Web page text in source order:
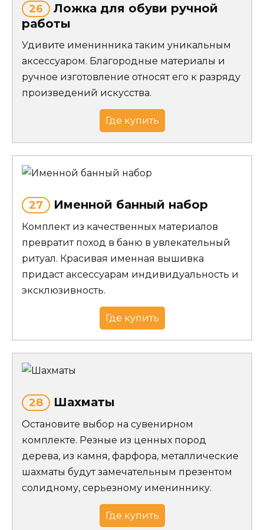
26
Ложка для обуви ручной
работы
Удивите именинника таким уникальным
аксессуаром. Благородные материалы и
ручное изготовление относят его к разряду
произведений искусства.
Где купить
27 Именной банный набор
Комплект из качественных материалов
превратит поход в баню в увлекательный
ритуал. Красивая именная вышивка
придаст аксессуарам индивидуальность и
эксклюзивность.
Где купить
28 Шахматы
Остановите выбор на сувенирном
комплекте. Резные из ценных пород
дерева, из камня, фарфора, металлические
шахматы будут замечательным презентом
солидному, серьезному имениннику.
Где купить